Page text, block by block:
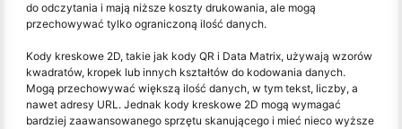
do odczytania i mają niższe koszty drukowania, ale mogą
przechowywać tylko ograniczoną ilość danych.
Kody kreskowe 2D, takie jak kody QR i Data Matrix, używają wzorów
kwadratów, kropek lub innych kształtów do kodowania danych.
Mogą przechowywać większą ilość danych, w tym tekst, liczby, a
nawet adresy URL. Jednak kody kreskowe 2D mogą wymagać
bardziej zaawansowanego sprzętu skanującego i mieć nieco wyższe